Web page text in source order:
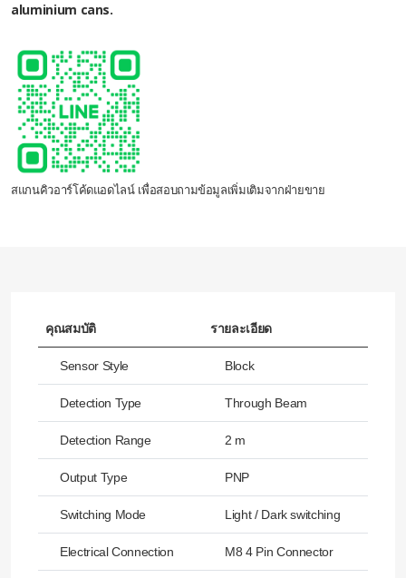
aluminium cans.
สแกนคิวอาร์โค้ดแอดไลน์ เพื่อสอบถามข้อมูลเพิ่มเติมจากฝ่ายขาย
คุณสมบัติ รายละเอียด
Sensor Style Block
Detection Type Through Beam
Detection Range 2 m
Output Type PNP
Switching Mode Light / Dark switching
Electrical Connection M8 4 Pin Connector